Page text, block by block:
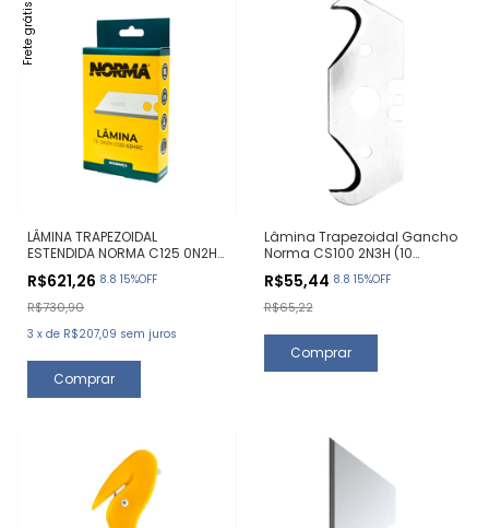
Frete grátis
LÂMINA TRAPEZOIDAL
ESTENDIDA NORMA C125 0N2H
R$621,26 8.8 15%OFF
R$730,90
3 x de R$207,09 sem juros
Lâmina Trapezoidal Gancho
Norma CS100 2N3H (10
R$55,44 8.8 15%OFF
R$65,22